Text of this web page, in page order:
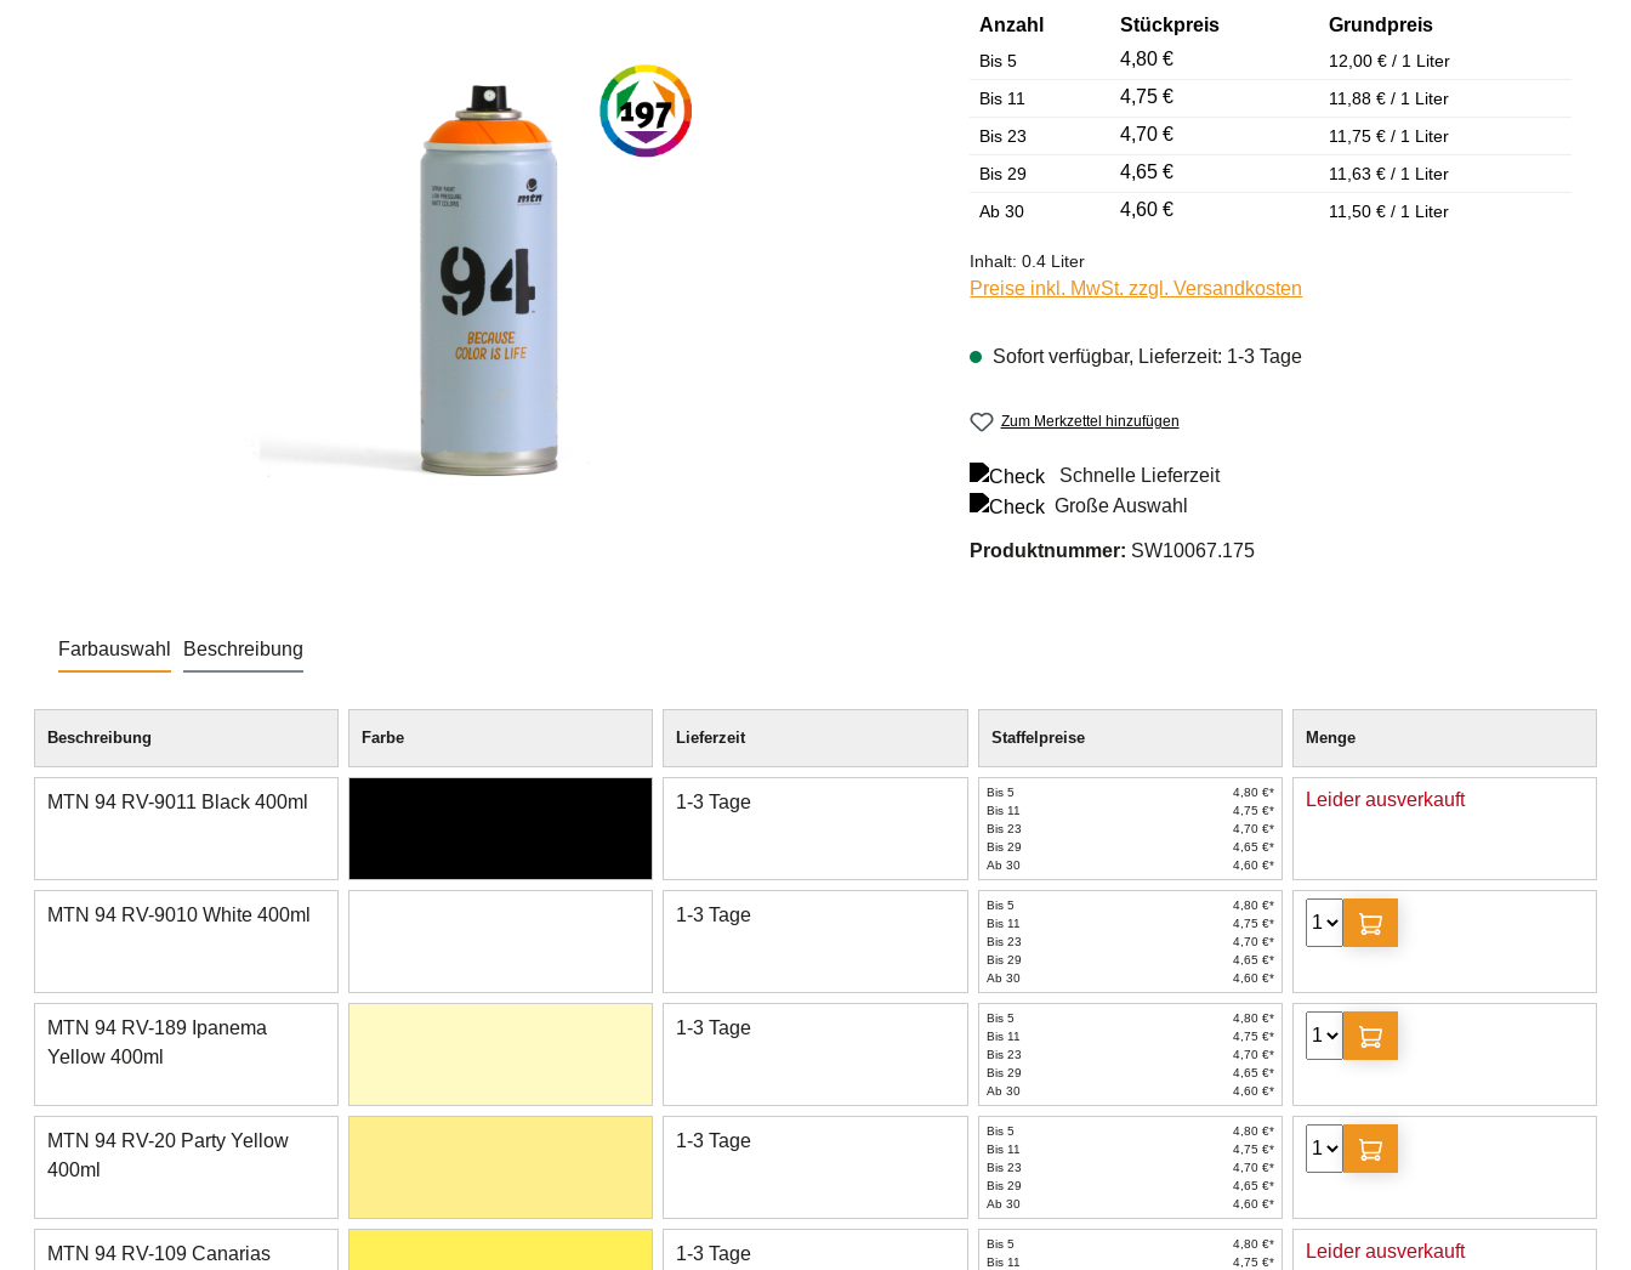
Anzahl Stückpreis Grundpreis
Bis5 4,80 €
12,00 € / 1 Liter
Bis 11 4,75 €
11,88 € / 1 Liter
Bis 23 4,70 €
11,75 € / 1 Liter
Bis 29 4,65 €
11,63 € / 1 Liter
Ab30 4,60 € 11,50 € / 1 Liter
Inhalt:0.4 Liter
Preise inkl. MwSt. zzgl. Versandkosten
Sofort verfügbar, Lieferzeit: 1-3 Tage
Zum Merkzettel hinzufügen
Schnelle Lieferzeit
Große Auswahl
Produktnummer: SW10067.175
Farbauswahl Beschreibung
Beschreibung Farbe Lieferzeit Staffelpreise Menge
MTN 94 RV-9011 Black 400ml 1-3 Tage Bis 5
4,80 €*
Bis 11
4,75 €*
Bis 23
4,70 €*
Bis 29
4,65 €*
Ab 30
4,60 €*
Leider ausverkauft
MTN 94 RV-9010 White 400ml 1-3 Tage Bis 5
4,80 €*
Bis 11
4,75 €*
Bis 23
4,70 €*
Bis 29
4,65 €*
Ab 30
4,60 €*
MTN 94 RV-189 Ipanema
Yellow 400ml
1-3 Tage Bis 5
4,80 €*
Bis 11
4,75 €*
Bis 23
4,70 €*
Bis 29
4,65 €*
Ab 30
4,60 €*
MTN 94 RV-20 Party Yellow
400ml
1-3 Tage Bis 5
4,80 €*
Bis 11
4,75 €*
Bis 23
4,70 €*
Bis 29
4,65 €*
Ab 30
4,60 €*
MTN 94 RV-109 Canarias
1-3 Tage Bis 5
4,80 €*
Bis 11
4,75 €*
Leider ausverkauft